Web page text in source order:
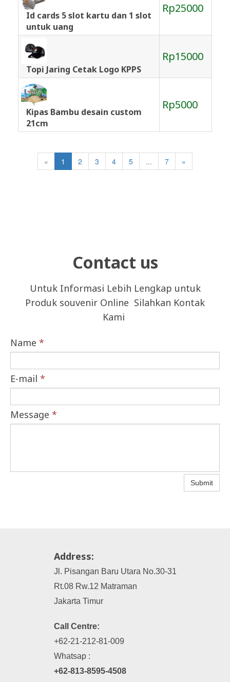
Id cards 5 slot kartu dan 1 slot
untuk uang
Rp25000
Topi Jaring Cetak Logo KPPS
Rp15000
Kipas Bambu desain custom
21cm
Rp5000
« 1 2 3 4 5 ... 7 »
Contact us
Untuk Informasi Lebih Lengkap untuk
Produk souvenir Online Silahkan Kontak
Kami
Name *
E-mail *
Message *
Submit
Address:
Jl. Pisangan Baru Utara No.30-31
Rt.08 Rw.12 Matraman
Jakarta Timur
Call Centre:
+62-21-212-81-009
Whatsap :
+62-813-8595-4508